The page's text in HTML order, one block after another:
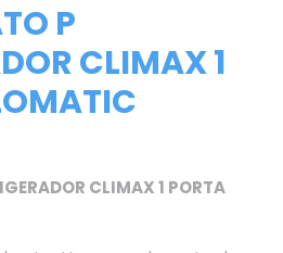
P
CLIMAX 1
CLIMAX 1 PORTA